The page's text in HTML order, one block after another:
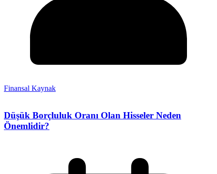
Finansal Kaynak
Düşük Borçluluk Oranı Olan Hisseler Neden
Önemlidir?